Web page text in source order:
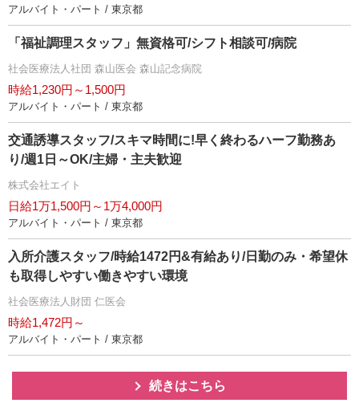
アルバイト・パート / 東京都
「福祉調理スタッフ」無資格可/シフト相談可/病院
社会医療法人社団 森山医会 森山記念病院
時給1,230円～1,500円
アルバイト・パート / 東京都
交通誘導スタッフ/スキマ時間に!早く終わるハーフ勤務あ
り/週1日～OK/主婦・主夫歓迎
株式会社エイト
日給1万1,500円～1万4,000円
アルバイト・パート / 東京都
入所介護スタッフ/時給1472円&有給あり/日勤のみ・希望休
も取得しやすい働きやすい環境
社会医療法人財団 仁医会
時給1,472円～
アルバイト・パート / 東京都
続きはこちら